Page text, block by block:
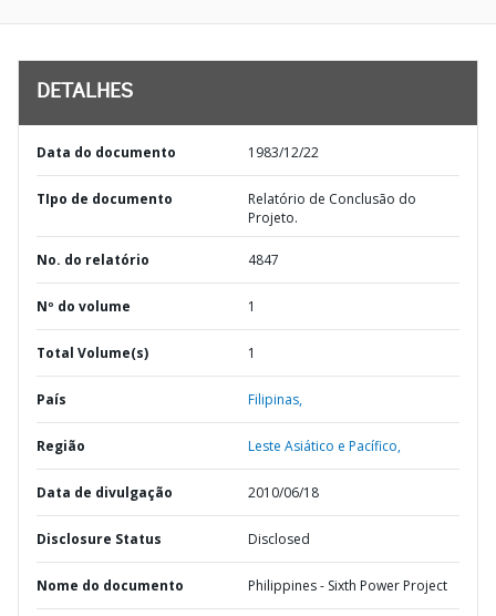
DETALHES
Data do documento 1983/12/22
TIpo de documento
Relatório de Conclusão do
Projeto.
No. do relatório 4847
Nº do volume 1
Total Volume(s) 1
País Filipinas,
Região Leste Asiático e Pacífico,
Data de divulgação 2010/06/18
Disclosure Status Disclosed
Nome do documento Philippines - Sixth Power Project